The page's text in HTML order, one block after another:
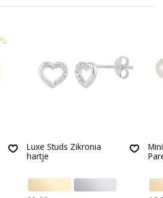
Luxe Studs Zikronia
hartje